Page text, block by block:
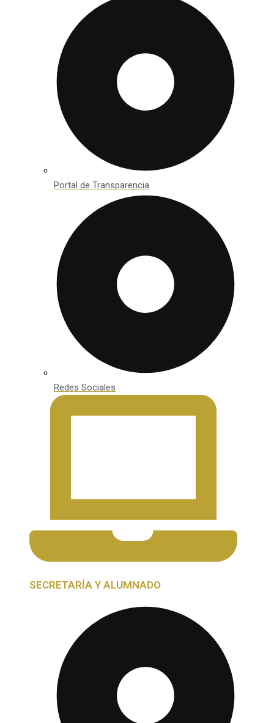
Portal de Transparencia
Redes Sociales
SECRETARÍA Y ALUMNADO